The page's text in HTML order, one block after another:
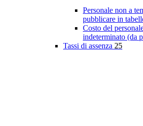
Personale non a
pubblicare in
Costo del
indeterminato (da
Tassi di assenza 25